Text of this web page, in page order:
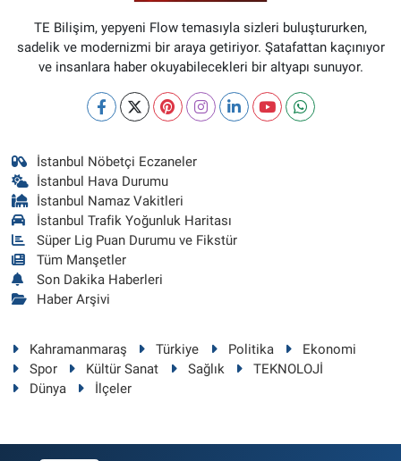
TE Bilişim, yepyeni Flow temasıyla sizleri buluştururken,
sadelik ve modernizmi bir araya getiriyor. Şatafattan kaçınıyor
ve insanlara haber okuyabilecekleri bir altyapı sunuyor.
İstanbul Nöbetçi Eczaneler
İstanbul Hava Durumu
İstanbul Namaz Vakitleri
İstanbul Trafik Yoğunluk Haritası
Süper Lig Puan Durumu ve Fikstür
Tüm Manşetler
Son Dakika Haberleri
Haber Arşivi
Kahramanmaraş Türkiye Politika
Ekonomi
Spor
Kültür Sanat Sağlık
TEKNOLOJİ
Dünya
İlçeler